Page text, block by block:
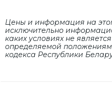
Цены и информация на
исключительно
каких условиях не
определяемой
кодекса Республики